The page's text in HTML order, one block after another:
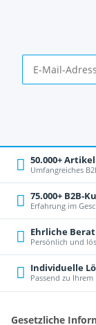
50.000+ Artikel
Umfangreiches
75.000+ B2B-
Erfahrung im
Ehrliche
Persönlich und
Individuelle
Passend zu Ihrem
Gesetzliche